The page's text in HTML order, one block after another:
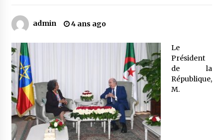
4 ans ago
« Père, tiens-moi, je vais tomber ! »
5 ans ago
admin 4 ans ago
Le
Président
de la
République,
M.